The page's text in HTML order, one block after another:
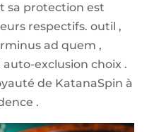
sa protection est
respectifs. outil ,
ad quem ,
exclusion choix .
de KatanaSpin à
.